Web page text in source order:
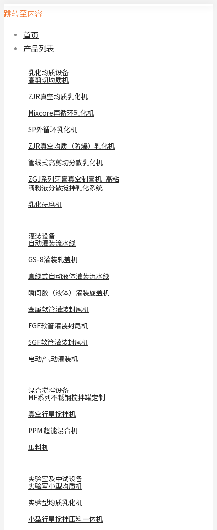
跳转至内容
首页
产品列表
乳化均质设备
高剪切均质机
ZJR真空均质乳化机
Mixcore再循环乳化机
SP外循环乳化机
ZJR真空均质（防爆）乳化机
管线式高剪切分散乳化机
ZGJ系列牙膏真空制膏机_高粘
稠粉液分散搅拌乳化系统
乳化研磨机
灌装设备
自动灌装流水线
GS-8灌装轧盖机
直线式自动液体灌装流水线
瞬间胶（液体）灌装旋盖机
金属软管灌装封尾机
FGF软管灌装封尾机
SGF软管灌装封尾机
电动/气动灌装机
混合搅拌设备
MF系列不锈钢搅拌罐定制
真空行星搅拌机
PPM 超能混合机
压料机
实验室及中试设备
实验室小型均质机
实验型均质乳化机
小型行星搅拌压料一体机